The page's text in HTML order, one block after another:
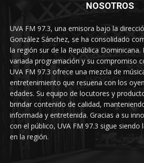
NOSOTROS
UVA FM 97.3, una emisora bajo la
González Sánchez, se ha consolidado
la región sur de la República Dominicana.
variada programación y su compromiso
UVA FM 97.3 ofrece una mezcla de
entretenimiento que resuena con los
edades. Su equipo de locutores y
brindar contenido de calidad,
informada y entretenida. Gracias a su
con el público, UVA FM 97.3 sigue
en la región.